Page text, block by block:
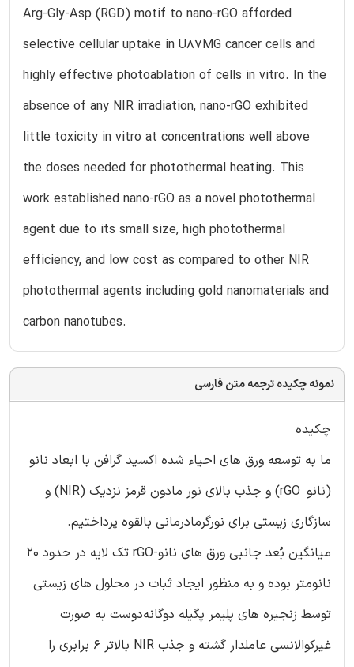
Arg-Gly-Asp (RGD) motif to nano-rGO afforded
selective cellular uptake in U87MG cancer cells and
highly effective photoablation of cells in vitro. In the
absence of any NIR irradiation, nano-rGO exhibited
little toxicity in vitro at concentrations well above
the doses needed for photothermal heating. This
work established nano-rGO as a novel photothermal
agent due to its small size, high photothermal
efficiency, and low cost as compared to other NIR
photothermal agents including gold nanomaterials and
carbon nanotubes.
نمونه چکیده ترجمه متن فارسی
چکیده
ما به توسعه ورق های احیاء شده اکسید گرافن با ابعاد نانو
(نانو–rGO) و جذب بالای نور مادون قرمز نزدیک (NIR) و
سازگاری زیستی برای نورگرمادرمانی بالقوه پرداختیم.
میانگین بُعد جانبی ورق های نانو-rGO تک لایه در حدود 20
نانومتر بوده و به منظور ایجاد ثبات در محلول های زیستی
توسط زنجیره های پلیمر پگیله دوگانه‌دوست به صورت
غیرکوالانسی عاملدار گشته و جذب NIR بالاتر 6 برابری را